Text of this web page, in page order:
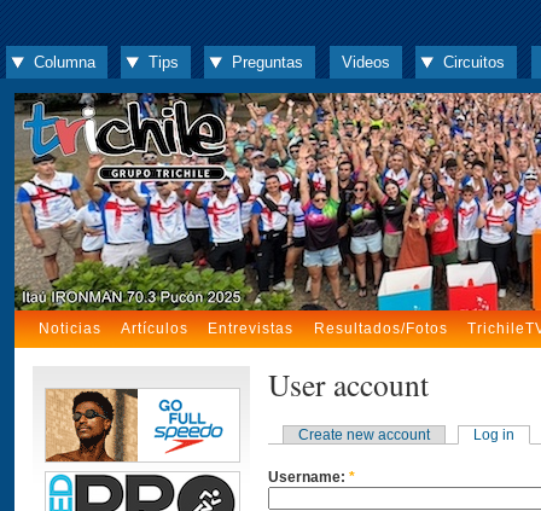
Columna Tips Preguntas Videos Circuitos
Noticias Artículos Entrevistas Resultados/Fotos
User account
Create new account Log in
Username: *